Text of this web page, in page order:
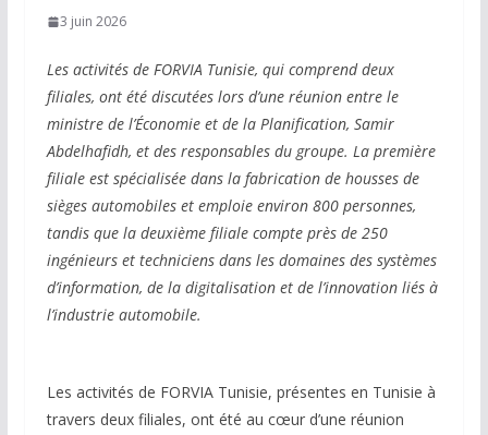
3 juin 2026
Les activités de FORVIA Tunisie, qui comprend deux
filiales, ont été discutées lors d’une réunion entre le
ministre de l’Économie et de la Planification, Samir
Abdelhafidh, et des responsables du groupe. La première
filiale est spécialisée dans la fabrication de housses de
sièges automobiles et emploie environ 800 personnes,
tandis que la deuxième filiale compte près de 250
ingénieurs et techniciens dans les domaines des systèmes
d’information, de la digitalisation et de l’innovation liés à
l’industrie automobile.
Les activités de FORVIA Tunisie, présentes en Tunisie à
travers deux filiales, ont été au cœur d’une réunion